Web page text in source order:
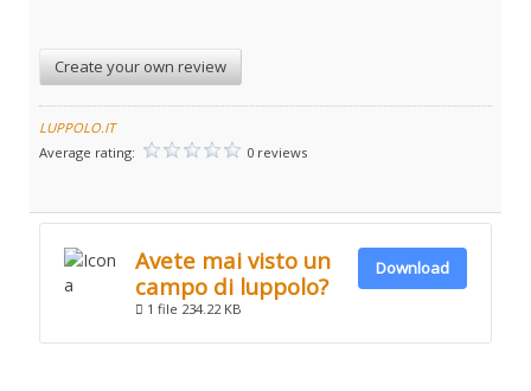
Create your own review
LUPPOLO.IT
Average rating:
0 reviews
Avete mai visto un
campo di luppolo?
1 file 234.22 KB
Download